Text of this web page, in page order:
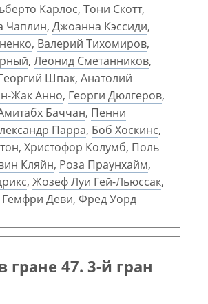
Карлос, Тони Скотт,
Чаплин, Джоанна Кэссиди,
, Валерий Тихомиров,
, Леонид Сметанников,
Шпак, Анатолий
Жак Анно, Георги Дюлгеров,
Баччан, Пенни
Парра, Боб Хоскинс,
, Христофор Колумб, Поль
Кляйн, Роза Праунхайм,
, Жозеф Луи Гей-Льюссак,
Гемфри Деви, Фред Уорд
гране 47. 3-й гран